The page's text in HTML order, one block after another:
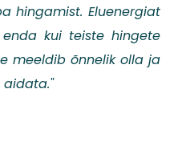
hingamist. Eluenergiat
kui teiste hingete
meeldib õnnelik olla ja
aidata."